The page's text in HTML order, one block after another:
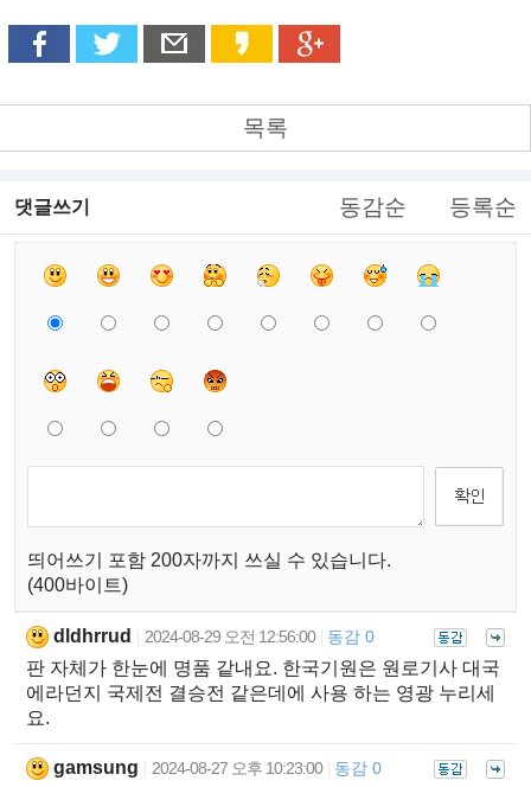
목록
댓글쓰기 동감순 등록순
띄어쓰기 포함 200자까지 쓰실 수 있습니다.
(400바이트)
dldhrrud 2024-08-29 오전 12:56:00 동감 0
판 자체가 한눈에 명품 같내요. 한국기원은 원로기사 대국
에라던지 국제전 결승전 같은데에 사용 하는 영광 누리세
요.
gamsung 2024-08-27 오후 10:23:00 동감 0